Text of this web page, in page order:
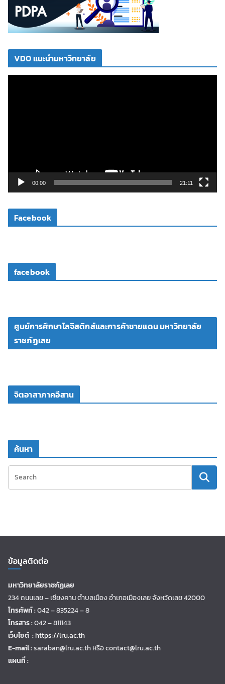
VDO แนะนำมหาวิทยาลัย
ดี
โ
00:00 21:11
Facebook
facebook
ศูนย์การศึกษาโลจิสติกส์และการค้าชายแดน มหาวิทยาลัย
ราชภัฏเลย
จิตอาสาภาคอีสาน
ค้นหา
ข้อมูลติดต่อ
มหาวิทยาลัยราชภัฏเลย
234 ถนนเลย – เชียงคาน ตำบลเมือง อำเภอเมืองเลย จังหวัดเลย 42000
โทรศัพท์ :042 – 835224 – 8
โทรสาร :042 – 811143
เว็บไซต์ :https://lru.ac.th
E-mail :saraban@lru.ac.thหรือ contact@lru.ac.th
แผนที่ :